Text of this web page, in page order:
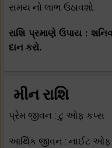
સમય નો લાભ ઉઠાવશો.
રાશિ પ્રમાણે ઉપાય :
દાન કરો.
મીન રાશિ
પ્રેમ જીવન : ટુ ઓફ કપ્સ
આર્થિક જીવન : નાઈટ